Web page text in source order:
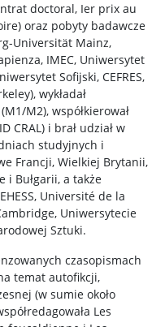
doctoral, Ier prix au
oraz pobyty badawcze
Universität Mainz,
IMEC, Uniwersytet
Sofijski, CEFRES,
wykładał
M2), współkierował
CRAL) i brał udział w
studyjnych i
Francji, Wielkiej Brytanii,
i Bułgarii, a także
Université de la
Uniwersytecie
Sztuki.
czasopismach
temat autofikcji,
(w sumie około
Les